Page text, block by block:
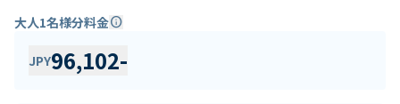
大人1名様分料金info
JPY96,102-